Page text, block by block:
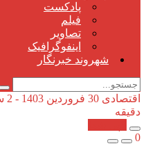
پادکست
فیلم
تصاویر
اینفوگرافیک
شهروند خبرنگار
اقتصادی 30 فروردین 1403 - 2 سال پیش
دقیقه
0